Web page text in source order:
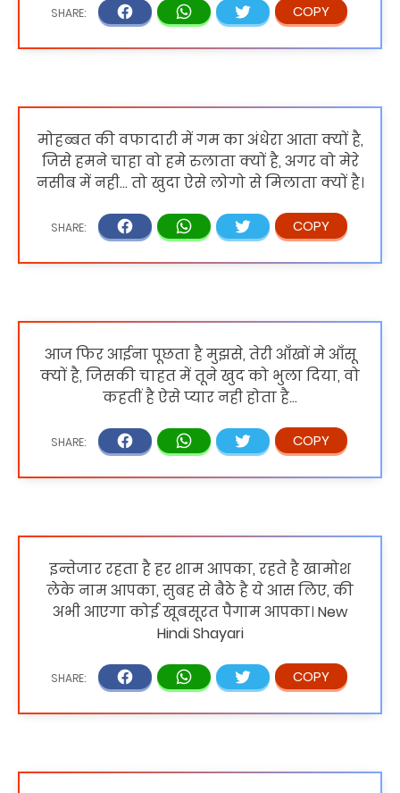
मोहब्बत की वफादारी में गम का अंधेरा आता क्यों है,
जिसे हमने चाहा वो हमे रुलाता क्यों है, अगर वो मेरे
नसीब में नही... तो खुदा ऐसे लोगो से मिलाता क्यों है।
आज फिर आईना पूछता है मुझसे, तेरी आँखों मे आँसू
क्यों है, जिसकी चाहत में तूने खुद को भुला दिया, वो
कहतीं है ऐसे प्यार नही होता है...
इन्तेजार रहता है हर शाम आपका, रहते है खामोश
लेके नाम आपका, सुबह से बैठे है ये आस लिए, की
अभी आएगा कोई खूबसूरत पैगाम आपका। New
Hindi Shayari